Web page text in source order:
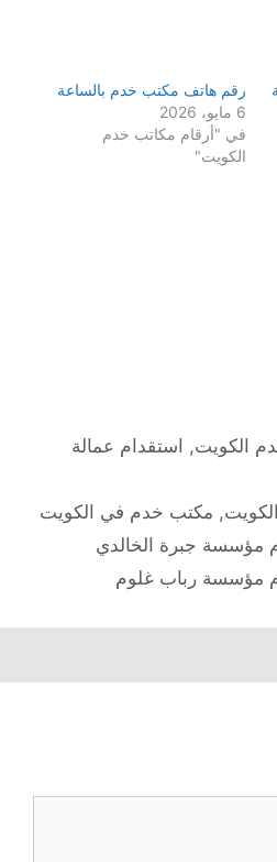
رقم هاتف مكتب خدم بالساعة
6 مايو، 2026
في "أرقام مكاتب خدم
الكويت"
الكويت, استقدام عمالة
, مكتب خدم في الكويت
جبرة الخالدي
مؤسسة رباب غلوم